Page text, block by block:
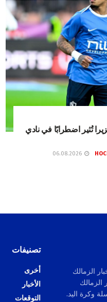
تُثير اضطرابًا في نادي
الزمالك
الزمالك
وكرة اليد.
تصنيفات
أخرى
الأخبار
التوقعات